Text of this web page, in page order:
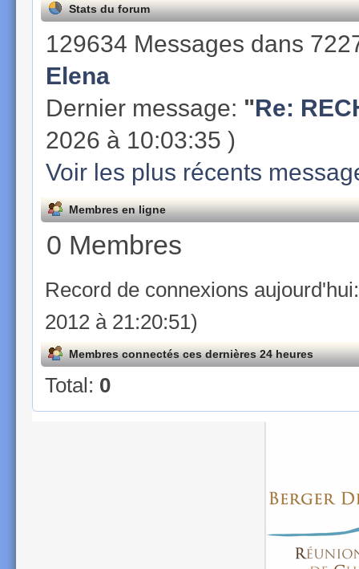
Stats du forum
129634 Messages dans
Elena
Dernier message: "Re:
2026 à 10:03:35 )
Voir les plus récents
Membres en ligne
0 Membres
Record de connexions
2012 à 21:20:51)
Membres connectés ces dernières 24 heures
Total: 0